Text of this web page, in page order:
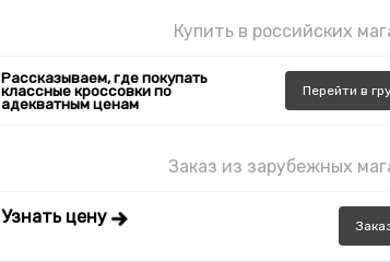
Купить в российских
Рассказываем, где покупать
классные кроссовки по
адекватным ценам
Перейти в
Заказ из зарубежных
Узнать цену